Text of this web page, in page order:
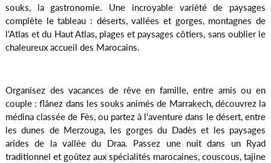
souks, la gastronomie. Une incroyable variété de paysages
complète le tableau : déserts, vallées et gorges, montagnes de
l'Atlas et du Haut Atlas, plages et paysages côtiers, sans oublier le
chaleureux accueil des Marocains.
Organisez des vacances de rêve en famille, entre amis ou en
couple : flânez dans les souks animés de Marrakech, découvrez la
médina classée de Fès, ou partez à l'aventure dans le désert, entre
les dunes de Merzouga, les gorges du Dadès et les paysages
arides de la vallée du Draa. Passez une nuit dans un Ryad
traditionnel et goûtez aux spécialités marocaines, couscous, tajine